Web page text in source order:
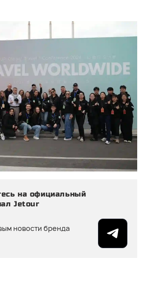
на официальный
Jetour
новости бренда